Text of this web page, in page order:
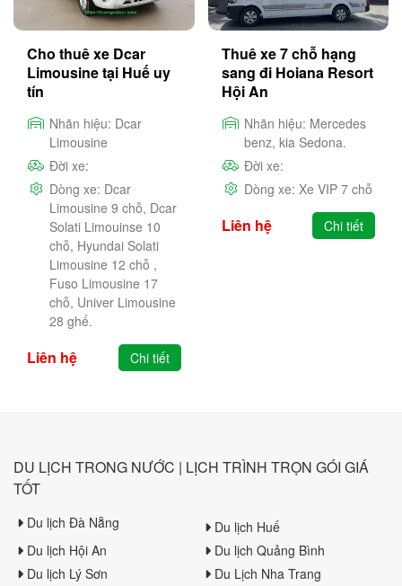
Cho thuê xe Dcar
Limousine tại Huế uy
tín
Nhãn hiệu: Dcar
Limousine
Đời xe:
Dòng xe: Dcar
Limousine 9 chỗ, Dcar
Solati Limouinse 10
chỗ, Hyundai Solati
Limousine 12 chỗ ,
Fuso Limousine 17
chỗ, Univer Limousine
28 ghế.
Liên hệ Chi tiết
Thuê xe 7 chỗ hạng
sang đi Hoiana Resort
Hội An
Nhãn hiệu: Mercedes
benz, kia Sedona.
Đời xe:
Dòng xe: Xe VIP 7 chỗ
Liên hệ Chi tiết
DU LỊCH TRONG NƯỚC | LỊCH TRÌNH TRỌN GÓI GIÁ
TỐT
Du lịch Đà Nẵng
Du lịch Huế
Du lịch Hội An
Du lịch Quảng Bình
Du lịch Lý Sơn
Du Lịch Nha Trang